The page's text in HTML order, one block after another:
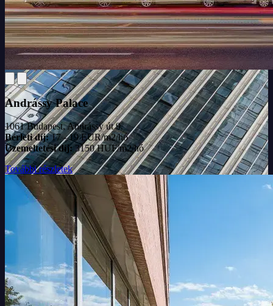
Andrássy Palace
1061 Budapest, Andrássy út 9.
Bérleti díj:17 - 19 EUR/m2/hó
Üzemeltetési díj: 3150 HUF/m2/hó
További részletek